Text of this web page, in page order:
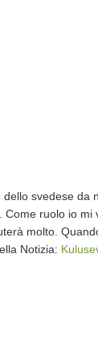
svedese da
Come ruolo io
molto.
Notizia: